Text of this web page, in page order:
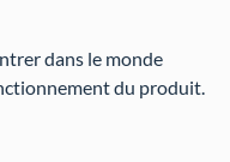
dans le monde
du produit.